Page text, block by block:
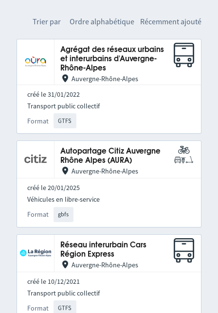
Trier par Ordre alphabétique Récemment ajouté
Agrégat des réseaux urbains
et interurbains d'Auvergne-
Rhône-Alpes
Auvergne-Rhône-Alpes
créé le 31/01/2022
Format GTFS
Transport public collectif
Autopartage Citiz Auvergne
Rhône Alpes (AURA)
Auvergne-Rhône-Alpes
créé le 20/01/2025
Format gbfs
Véhicules en libre-service
Réseau interurbain Cars
Région Express
Auvergne-Rhône-Alpes
créé le 10/12/2021
Format GTFS
Transport public collectif